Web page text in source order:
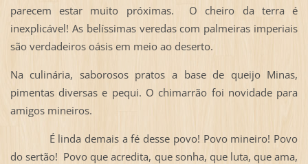
parecem estar muito próximas. O cheiro da terra é
inexplicável! As belíssimas veredas com palmeiras imperiais
são verdadeiros oásis em meio ao deserto.
Na culinária, saborosos pratos a base de queijo Minas,
pimentas diversas e pequi. O chimarrão foi novidade para
amigos mineiros.
É linda demais a fé desse povo! Povo mineiro! Povo
do sertão! Povo que acredita, que sonha, que luta, que ama,